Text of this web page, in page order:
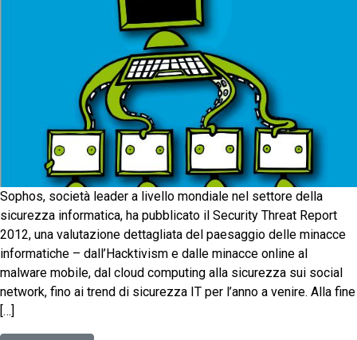
Sophos, società leader a livello mondiale nel settore della
sicurezza informatica, ha pubblicato il Security Threat Report
2012, una valutazione dettagliata del paesaggio delle minacce
informatiche – dall’Hacktivism e dalle minacce online al
malware mobile, dal cloud computing alla sicurezza sui social
network, fino ai trend di sicurezza IT per l’anno a venire. Alla fine
[…]